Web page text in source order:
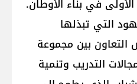
الأولى في بناء الأوطان.
التي تبذلها
بين مجموعة
التدريب وتنمية